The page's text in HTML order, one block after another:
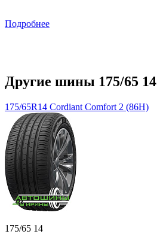
Подробнее
Другие шины 175/65 14
175/65R14 Cordiant Comfort 2 (86H)
175/65 14